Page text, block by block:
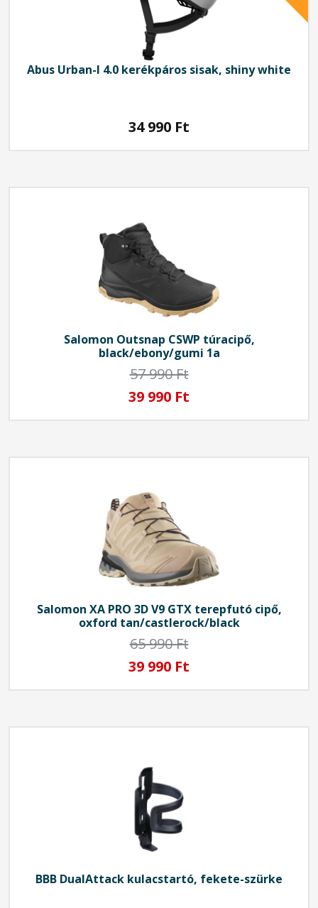
Abus Urban-I 4.0 kerékpáros sisak, shiny white
34 990 Ft
Salomon Outsnap CSWP túracipő,
black/ebony/gumi 1a
57 990 Ft
39 990 Ft
Salomon XA PRO 3D V9 GTX terepfutó cipő,
oxford tan/castlerock/black
65 990 Ft
39 990 Ft
BBB DualAttack kulacstartó, fekete-szürke